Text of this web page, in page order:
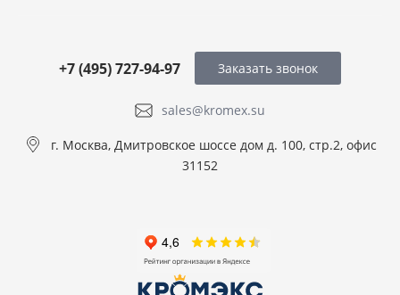
sales@kromex.su
+7 (495) 727-94-97
г. Москва, Дмитровское шоссе дом д. 100, стр.2, офис
31152
Заказать звонок